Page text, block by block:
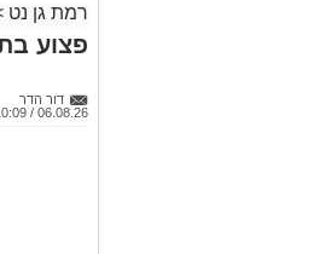
רמת גן נט
פצוע
דור הדר
06.08.26 / 10:09